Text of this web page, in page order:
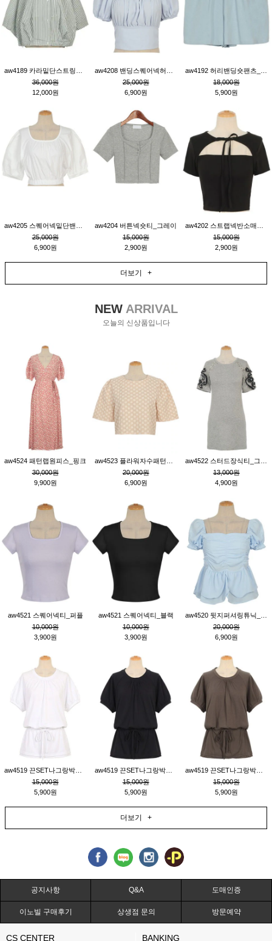
36,000원
12,000원
25,000원
6,900원
18,000원
5,900원
25,000원
6,900원
aw4204 버튼넥숏티_그레이
15,000원
2,900원
15,000원
2,900원
더보기 +
NEWARRIVAL
오늘의 신상품입니다
aw4524 패턴랩원피스_핑크
30,000원
9,900원
20,000원
6,900원
13,000원
4,900원
aw4521 스퀘어넥티_퍼플
10,000원
3,900원
aw4521 스퀘어넥티_블랙
10,000원
3,900원
20,000원
6,900원
15,000원
5,900원
15,000원
5,900원
15,000원
5,900원
더보기 +
공지사항 Q&A 도매인증
이노빌 구매후기 상생점 문의 방문예약
CS CENTER BANKING